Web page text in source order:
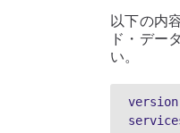
以下の内
ド・デー
い。